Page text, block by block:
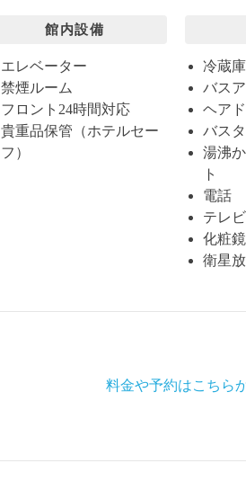
館内設備
エレベーター
禁煙ルーム
フロント24時間対応
貴重品保管（ホテルセー
フ）
冷蔵庫
バス
ヘア
バス
湯沸
ト
電話
テレビ
化粧鏡
衛星
料金や予約はこちら